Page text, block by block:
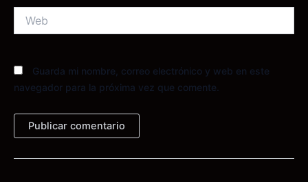
Guarda mi nombre, correo electrónico y web en este
navegador para la próxima vez que comente.